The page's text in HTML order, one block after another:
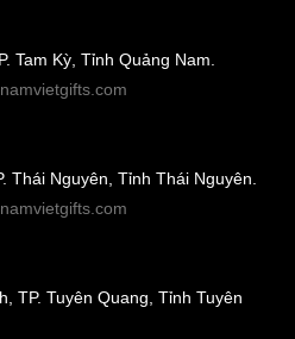
Tam Kỳ, Tỉnh Quảng Nam.
Thái Nguyên, Tỉnh Thái Nguyên.
TP. Tuyên Quang, Tỉnh Tuyên